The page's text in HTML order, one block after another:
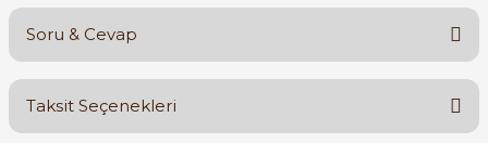
Bu ürüne ilk yorumu siz yapın!
Soru & Cevap
Ürün hakkında henüz soru sorulmamış.
Taksit Seçenekleri